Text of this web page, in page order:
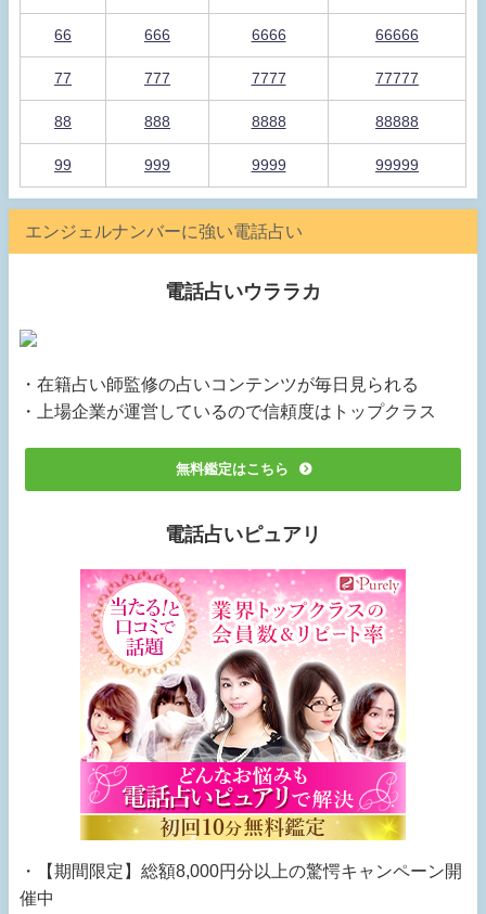
66 666 6666 66666
77 777 7777 77777
88 888 8888 88888
99 999 9999 99999
エンジェルナンバーに強い電話占い
電話占いウララカ
・在籍占い師監修の占いコンテンツが毎日見られる
・上場企業が運営しているので信頼度はトップクラス
無料鑑定はこちら
電話占いピュアリ
・【期間限定】総額8,000円分以上の驚愕キャンペーン開
催中